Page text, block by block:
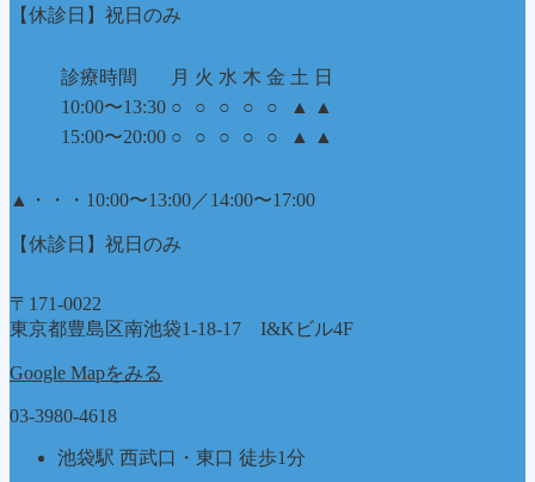
【休診日】祝日のみ
診療時間 月 火 水 木 金 土 日
10:00〜13:30 ○ ○ ○ ○ ○ ▲
▲
15:00〜20:00 ○ ○ ○ ○ ○ ▲ ▲
▲ ・・・10:00〜13:00／14:00〜17:00
【休診日】祝日のみ
〒171-0022
東京都豊島区南池袋1-18-17 I&Kビル4F
Google Mapをみる
03-3980-4618
池袋駅 西武口・東口 徒歩1分